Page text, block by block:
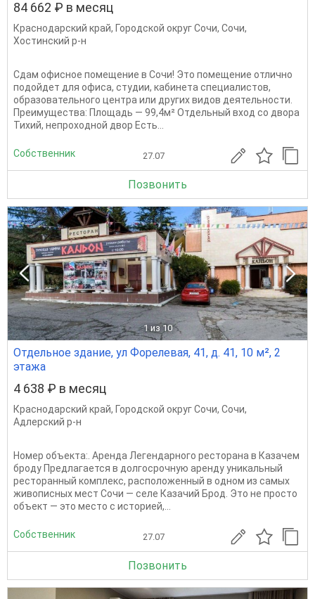
84 662 ₽ в месяц
Краснодарский край, Городской округ Сочи, Сочи,
Хостинский р-н
Сдам офисное помещение в Сочи! Это помещение отлично
подойдет для офиса, студии, кабинета специалистов,
образовательного центра или других видов деятельности.
Преимущества: Площадь — 99,4м² Отдельный вход со двора
Тихий, непроходной двор Есть...
Собственник 27.07
Позвонить
1 из 10
Отдельное здание, ул Форелевая, 41, д. 41, 10 м², 2
этажа
4 638 ₽ в месяц
Краснодарский край, Городской округ Сочи, Сочи,
Адлерский р-н
Номер объекта:. Аренда Легендарного ресторана в Казачем
броду Предлагается в долгосрочную аренду уникальный
ресторанный комплекс, расположенный в одном из самых
живописных мест Сочи — селе Казачий Брод. Это не просто
объект — это место с историей,...
Собственник 27.07
Позвонить